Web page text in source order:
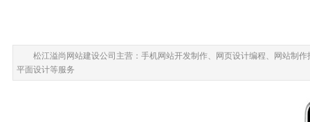
松江溢尚网站建设公司主营：手机网站开发制作、网页设计编程、网站制
平面设计等服务